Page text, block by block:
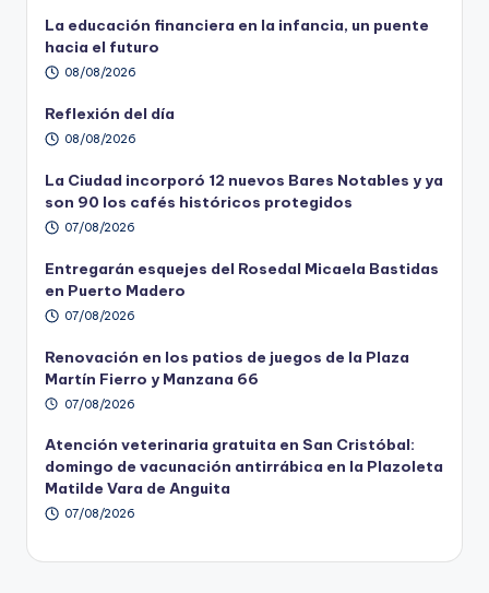
La educación financiera en la infancia, un puente
hacia el futuro
08/08/2026
Reflexión del día
08/08/2026
La Ciudad incorporó 12 nuevos Bares Notables y ya
son 90 los cafés históricos protegidos
07/08/2026
Entregarán esquejes del Rosedal Micaela Bastidas
en Puerto Madero
07/08/2026
Renovación en los patios de juegos de la Plaza
Martín Fierro y Manzana 66
07/08/2026
Atención veterinaria gratuita en San Cristóbal:
domingo de vacunación antirrábica en la Plazoleta
Matilde Vara de Anguita
07/08/2026